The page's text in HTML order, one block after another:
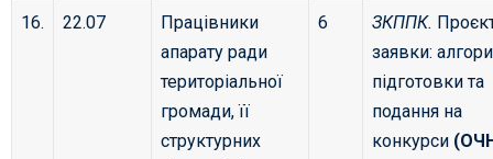
16. 22.07
Працівники
апарату ради
територіальної
громади, її
структурних
6 ЗКППК.
заявки:
підготовки та
подання на
конкурси